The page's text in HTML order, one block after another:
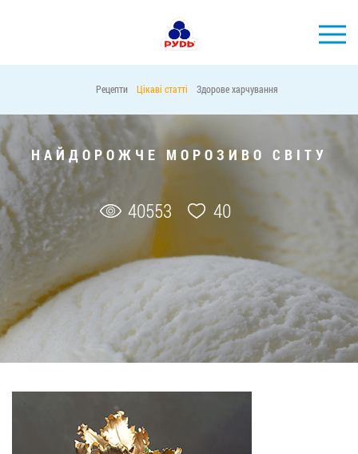
ПРОДУКЦІЯ
КОМПАНІЯ
СПОЖИВАЧАМ
ПРЕС-ЦЕНТР
ХОРЕКА
Тендерні закупівлі
Контакти
ЗАМОВИТИ ПРОДУКЦІЮ «РУДЬ»:
Рецепти Цікаві статті Здорове харчування
НАЙДОРОЖЧЕ МОРОЗИВО СВІТУ
40553 40